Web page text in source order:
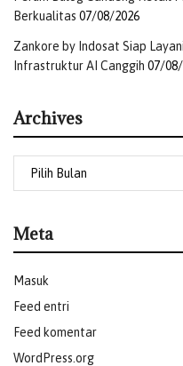
Berkualitas 07/08/2026
Zankore by Indosat Siap
Infrastruktur AI Canggih 07/
Archives
Meta
Masuk
Feed entri
Feed komentar
WordPress.org